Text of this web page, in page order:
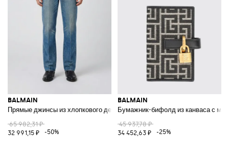
BALMAIN
Прямые джинсы из хлопкового денима
65 982,31 ₽
32 991,15 ₽
-50%
BALMAIN
Бумажник-бифолд из канваса с
45 937,78 ₽
34 452,63 ₽
-25%